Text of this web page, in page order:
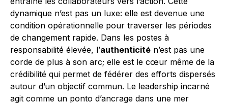
dynamique n’est pas un luxe: elle est devenue une
condition opérationnelle pour traverser les périodes
de changement rapide. Dans les postes à
responsabilité élevée, l’authenticité n’est pas une
corde de plus à son arc; elle est le cœur même de la
crédibilité qui permet de fédérer des efforts dispersés
autour d’un objectif commun. Le leadership incarné
agit comme un ponto d’ancrage dans une mer